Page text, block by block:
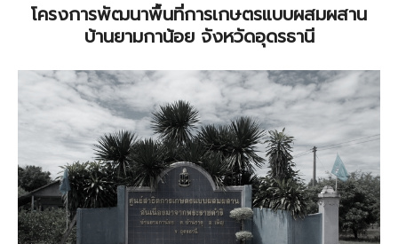
โครงการพัฒนาพื้นที่การเกษตรแบบผสมผสาน
บ้านยามกาน้อย จังหวัดอุดรธานี